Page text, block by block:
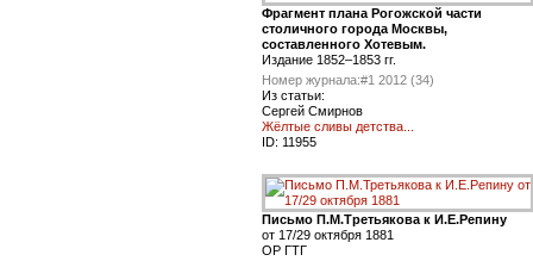
Фрагмент плана Рогожской части
столичного города Москвы,
составленного Хотевым.
Издание 1852–1853 гг.
Номер журнала:#1 2012 (34)
Из статьи:
Сергей Смирнов
Жёлтые сливы детства...
ID: 11955
Письмо П.М.Третьякова к И.Е.Репину
от 17/29 октября 1881
ОР ГТГ